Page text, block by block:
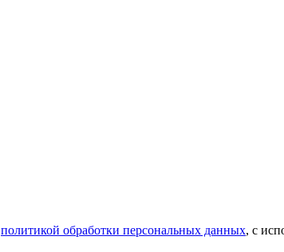
политикой обработки персональных данных, с